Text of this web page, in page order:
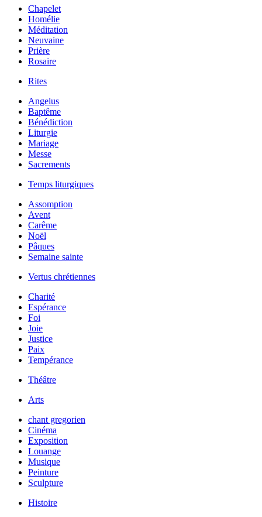
Chapelet
Homélie
Méditation
Neuvaine
Prière
Rosaire
Rites
Angelus
Baptême
Bénédiction
Liturgie
Mariage
Messe
Sacrements
Temps liturgiques
Assomption
Avent
Carême
Noël
Pâques
Semaine sainte
Vertus chrétiennes
Charité
Espérance
Foi
Joie
Justice
Paix
Tempérance
Théâtre
Arts
chant gregorien
Cinéma
Exposition
Louange
Musique
Peinture
Sculpture
Histoire